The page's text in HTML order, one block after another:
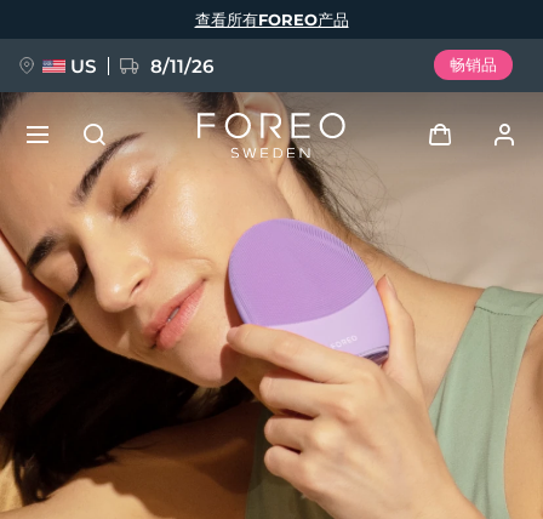
查看所有FOREO产品
US 8/11/26 畅销品
用户信息
我的设备
我的订单
我的地址
新品
FAQ™ Pure Beauty-Tech Elixir
BREAKING NEWS
issa™ Teeth Whitening Set
语言
English Deutsch
Español
Français
Italiano
Português
Svenska
Русский
Türkçe
简体中文 繁體中文